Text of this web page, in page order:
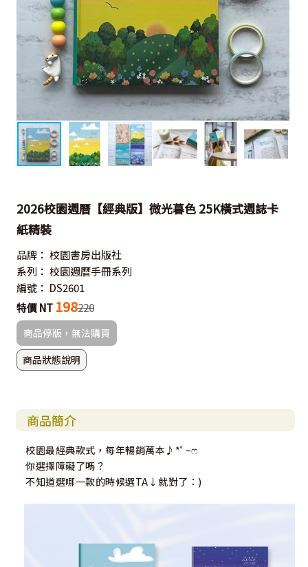
2026校園週曆【經典版】微光暮色 25K橫式週誌卡
紙精裝
品牌： 校園書房出版社
系列： 校園週曆手冊系列
編號： DS2601
特價 NT 198220
商品停版，無法購買
商品狀態說明
商品簡介
校園最經典款式，每年暢銷萬本♪*ﾟ~ෆ
你選擇障礙了嗎？
不知道選哪一款的時候選TA↓就對了：)